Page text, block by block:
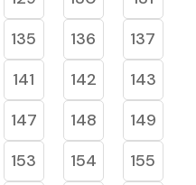
135 136
137
141 142
143
147 148
149
153 154
155